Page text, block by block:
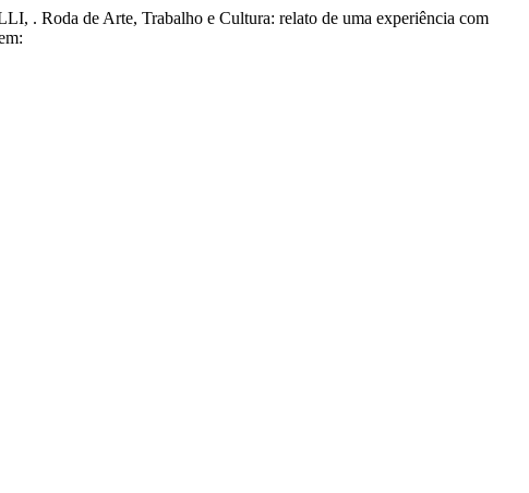
de Arte, Trabalho e Cultura: relato de uma experiência com